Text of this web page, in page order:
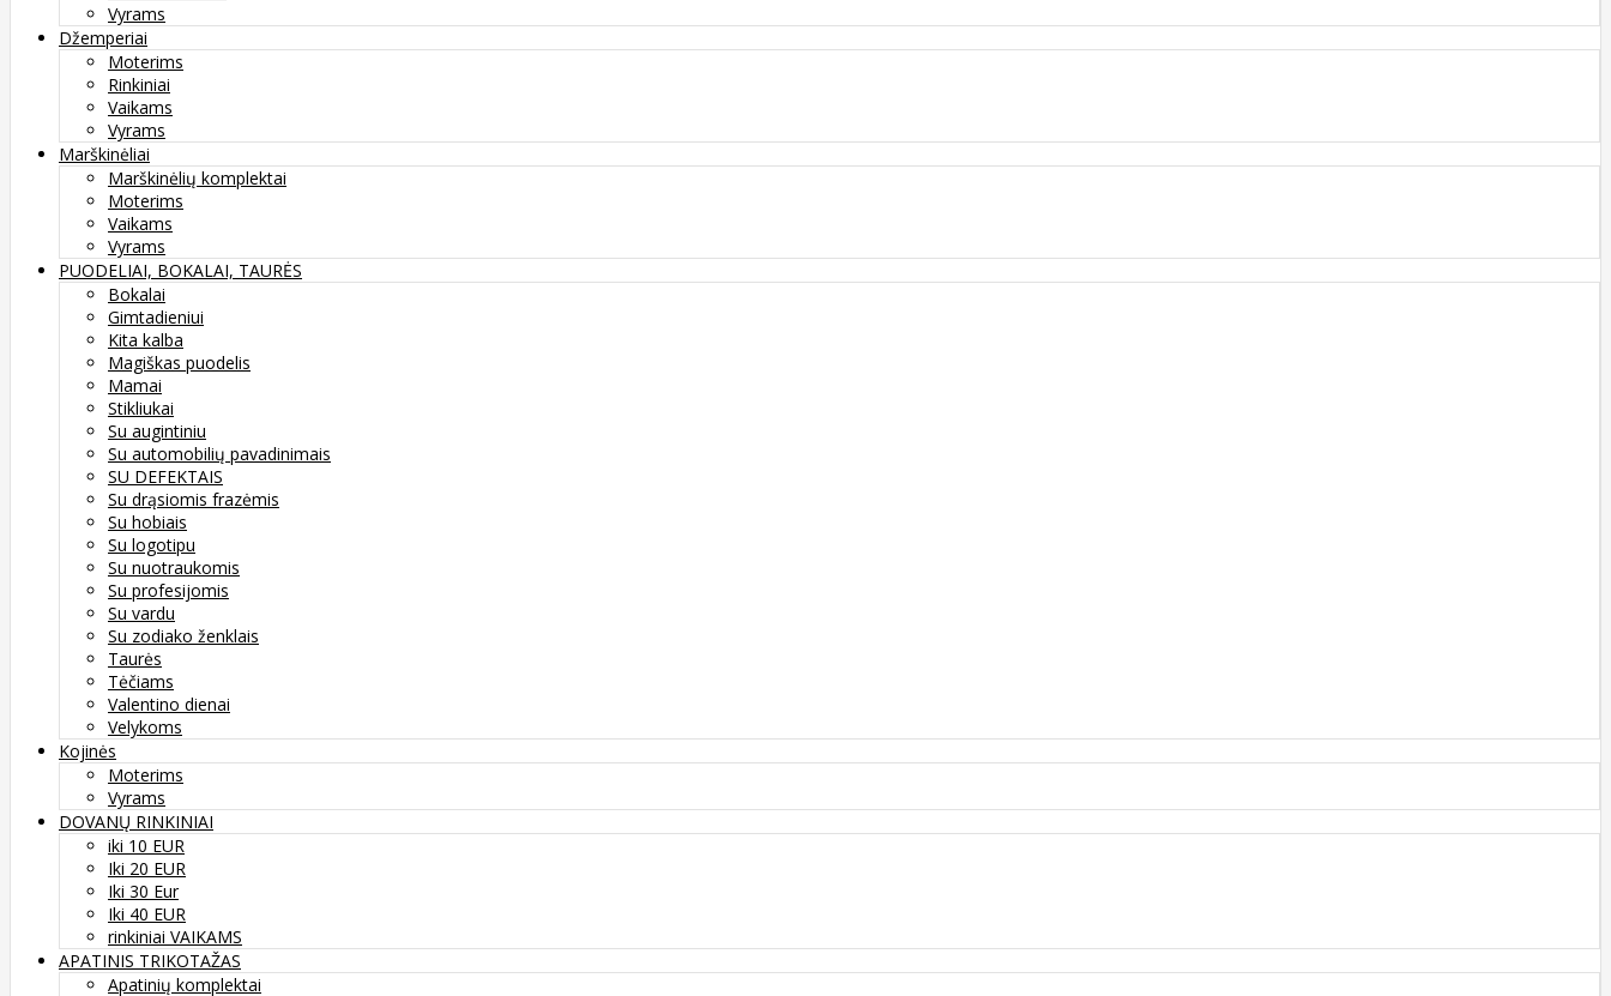
Vyrams
Džemperiai
Moterims
Rinkiniai
Vaikams
Vyrams
Marškinėliai
Marškinėlių komplektai
Moterims
Vaikams
Vyrams
PUODELIAI, BOKALAI, TAURĖS
Bokalai
Gimtadieniui
Kita kalba
Magiškas puodelis
Mamai
Stikliukai
Su augintiniu
Su automobilių pavadinimais
SU DEFEKTAIS
Su drąsiomis frazėmis
Su hobiais
Su logotipu
Su nuotraukomis
Su profesijomis
Su vardu
Su zodiako ženklais
Taurės
Tėčiams
Valentino dienai
Velykoms
Kojinės
Moterims
Vyrams
DOVANŲ RINKINIAI
iki 10 EUR
Iki 20 EUR
Iki 30 Eur
Iki 40 EUR
rinkiniai VAIKAMS
APATINIS TRIKOTAŽAS
Apatinių komplektai